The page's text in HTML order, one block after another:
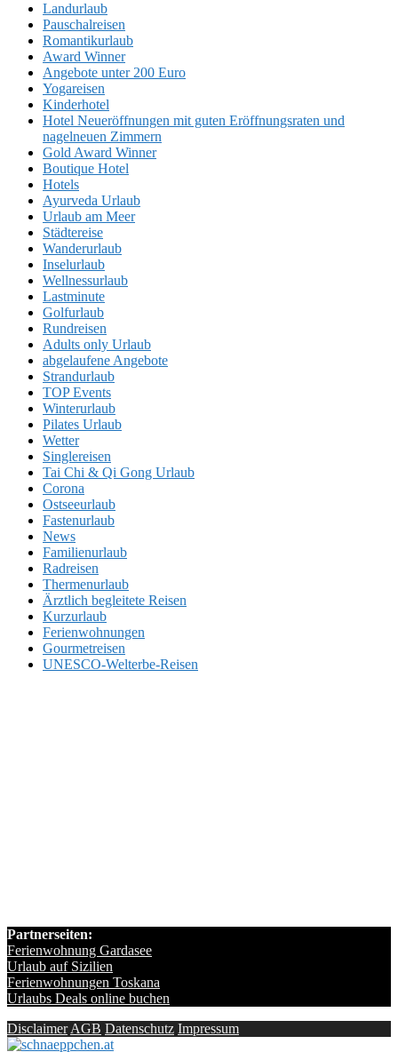
Landurlaub
Pauschalreisen
Romantikurlaub
Award Winner
Angebote unter 200 Euro
Yogareisen
Kinderhotel
Hotel Neueröffnungen mit guten Eröffnungsraten und
nagelneuen Zimmern
Gold Award Winner
Boutique Hotel
Hotels
Ayurveda Urlaub
Urlaub am Meer
Städtereise
Wanderurlaub
Inselurlaub
Wellnessurlaub
Lastminute
Golfurlaub
Rundreisen
Adults only Urlaub
abgelaufene Angebote
Strandurlaub
TOP Events
Winterurlaub
Pilates Urlaub
Wetter
Singlereisen
Tai Chi & Qi Gong Urlaub
Corona
Ostseeurlaub
Fastenurlaub
News
Familienurlaub
Radreisen
Thermenurlaub
Ärztlich begleitete Reisen
Kurzurlaub
Ferienwohnungen
Gourmetreisen
UNESCO-Welterbe-Reisen
Partnerseiten:
Ferienwohnung Gardasee
Urlaub auf Sizilien
Ferienwohnungen Toskana
Urlaubs Deals online buchen
Disclaimer AGB Datenschutz Impressum